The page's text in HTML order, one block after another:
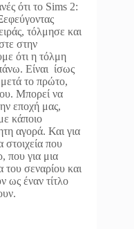
ότι το Sims 2:
τόλμησε και
στην
ότι η τόλμη
Είναι ίσως
μετά το πρώτο,
Μπορεί να
εποχή μας,
κάποιο
αγορά. Και για
στοιχεία που
που για μια
σεναρίου και
ως έναν τίτλο